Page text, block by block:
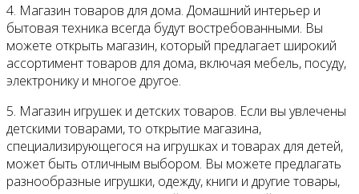
4. Магазин товаров для дома. Домашний интерьер и
бытовая техника всегда будут востребованными. Вы
можете открыть магазин, который предлагает широкий
ассортимент товаров для дома, включая мебель, посуду,
электронику и многое другое.
5. Магазин игрушек и детских товаров. Если вы увлечены
детскими товарами, то открытие магазина,
специализирующегося на игрушках и товарах для детей,
может быть отличным выбором. Вы можете предлагать
разнообразные игрушки, одежду, книги и другие товары,